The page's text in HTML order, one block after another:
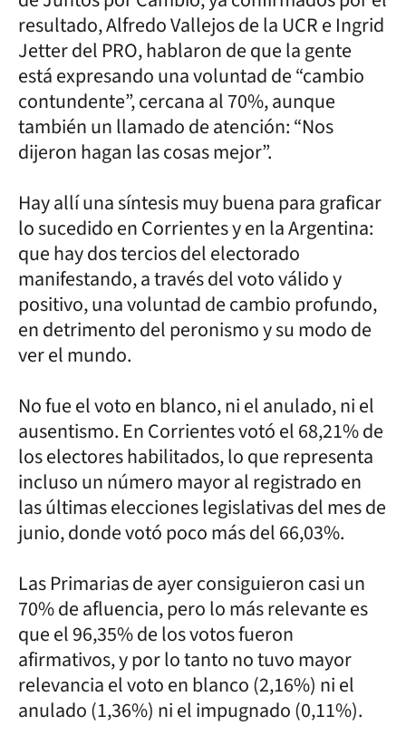
resultado, Alfredo Vallejos de la UCR e Ingrid
Jetter del PRO, hablaron de que la gente
está expresando una voluntad de “cambio
contundente”, cercana al 70%, aunque
también un llamado de atención: “Nos
dijeron hagan las cosas mejor”.
Hay allí una síntesis muy buena para graficar
lo sucedido en Corrientes y en la Argentina:
que hay dos tercios del electorado
manifestando, a través del voto válido y
positivo, una voluntad de cambio profundo,
en detrimento del peronismo y su modo de
ver el mundo.
No fue el voto en blanco, ni el anulado, ni el
ausentismo. En Corrientes votó el 68,21% de
los electores habilitados, lo que representa
incluso un número mayor al registrado en
las últimas elecciones legislativas del mes de
junio, donde votó poco más del 66,03%.
Las Primarias de ayer consiguieron casi un
70% de afluencia, pero lo más relevante es
que el 96,35% de los votos fueron
afirmativos, y por lo tanto no tuvo mayor
relevancia el voto en blanco (2,16%) ni el
anulado (1,36%) ni el impugnado (0,11%).